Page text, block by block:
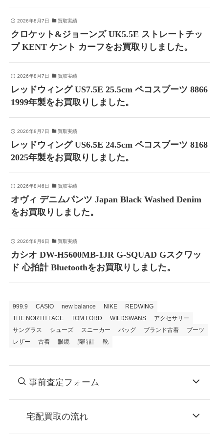
2026年8月7日 買取実績
クロケット&ジョーンズ UK5.5E ストレートチッ
プ KENT ケント カーフをお買取りしました。
2026年8月7日 買取実績
レッドウィング US7.5E 25.5cm ペコスブーツ 8866
1999年製をお買取りしました。
2026年8月7日 買取実績
レッドウィング US6.5E 24.5cm ペコスブーツ 8168
2025年製をお買取りしました。
2026年8月6日 買取実績
オヴィ デニムパンツ Japan Black Washed Denim
をお買取りしました。
2026年8月6日 買取実績
カシオ DW-H5600MB-1JR G-SQUAD Gスクワッ
ド 心拍計 Bluetoothをお買取りしました。
999.9 CASIO new balance NIKE
REDWING
THE NORTH FACE
TOM FORD WILDSWANS
アクセサリー
サングラス
シューズ スニーカー バッグ ブランド古着
ブーツ
レザー
古着 眼鏡 腕時計 靴
事前査定フォーム
宅配買取の流れ